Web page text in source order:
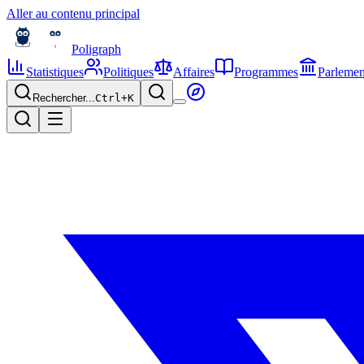
Aller au contenu principal
Poligraph
Statistiques
Politiques Affaires Programmes
Rechercher...Ctrl+K